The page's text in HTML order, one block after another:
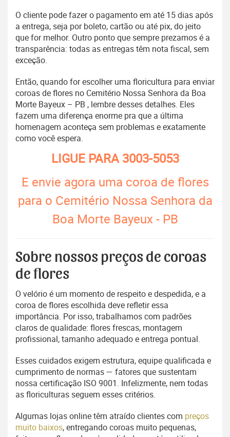
O cliente pode fazer o pagamento em até 15 dias após
a entrega, seja por boleto, cartão ou até pix, do jeito
que for melhor. Outro ponto que sempre prezamos é a
transparência: todas as entregas têm nota fiscal, sem
exceção.
Então, quando for escolher uma floricultura para enviar
coroas de flores no Cemitério Nossa Senhora da Boa
Morte Bayeux – PB , lembre desses detalhes. Eles
fazem uma diferença enorme pra que a última
homenagem aconteça sem problemas e exatamente
como você espera.
LIGUE PARA3003-5053
E envie agora uma coroa de flores
para o Cemitério Nossa Senhora da
Boa Morte Bayeux - PB
Sobre nossos preços de coroas
de flores
O velório é um momento de respeito e despedida, e a
coroa de flores escolhida deve refletir essa
importância. Por isso, trabalhamos com padrões
claros de qualidade: flores frescas, montagem
profissional, tamanho adequado e entrega pontual.
Esses cuidados exigem estrutura, equipe qualificada e
cumprimento de normas — fatores que sustentam
nossa certificação ISO 9001. Infelizmente, nem todas
as floriculturas seguem esses critérios.
Algumas lojas online têm atraído clientes com preços
muito baixos, entregando coroas muito pequenas,